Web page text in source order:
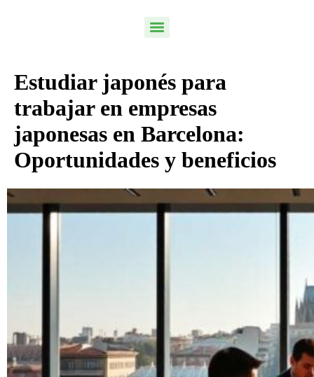
Estudiar japonés para
trabajar en empresas
japonesas en Barcelona:
Oportunidades y beneficios